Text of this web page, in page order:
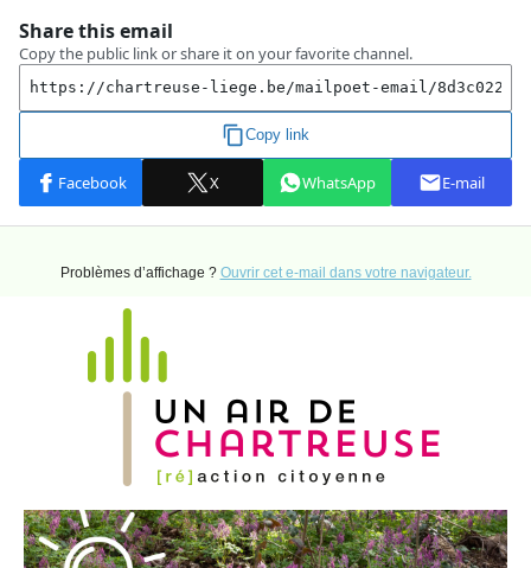
Problèmes d’affichage ? Ouvrir cet e-mail dans votre navigateur.